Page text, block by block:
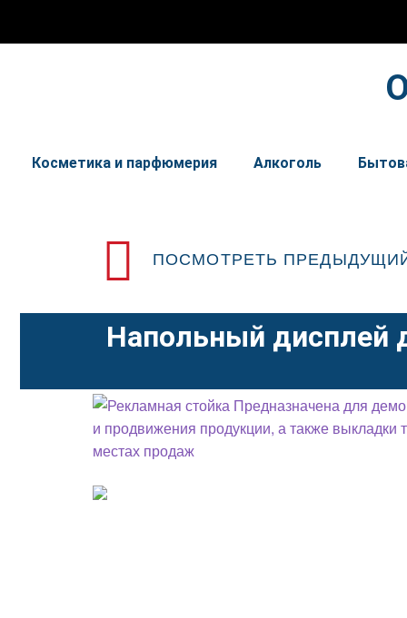
Косметика и парфюмерия Алкоголь
ПОСМОТРЕТЬ
Напольный дисплей